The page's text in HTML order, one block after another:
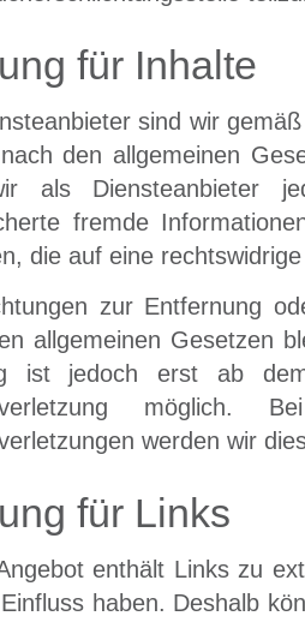
für Inhalte
sind wir
den allgemeinen
als Diensteanbieter
fremde
die auf eine
zur Entfernung
allgemeinen Gesetzen
ist jedoch erst ab
möglich.
werden wir
für Links
enthält Links zu
haben. Deshalb